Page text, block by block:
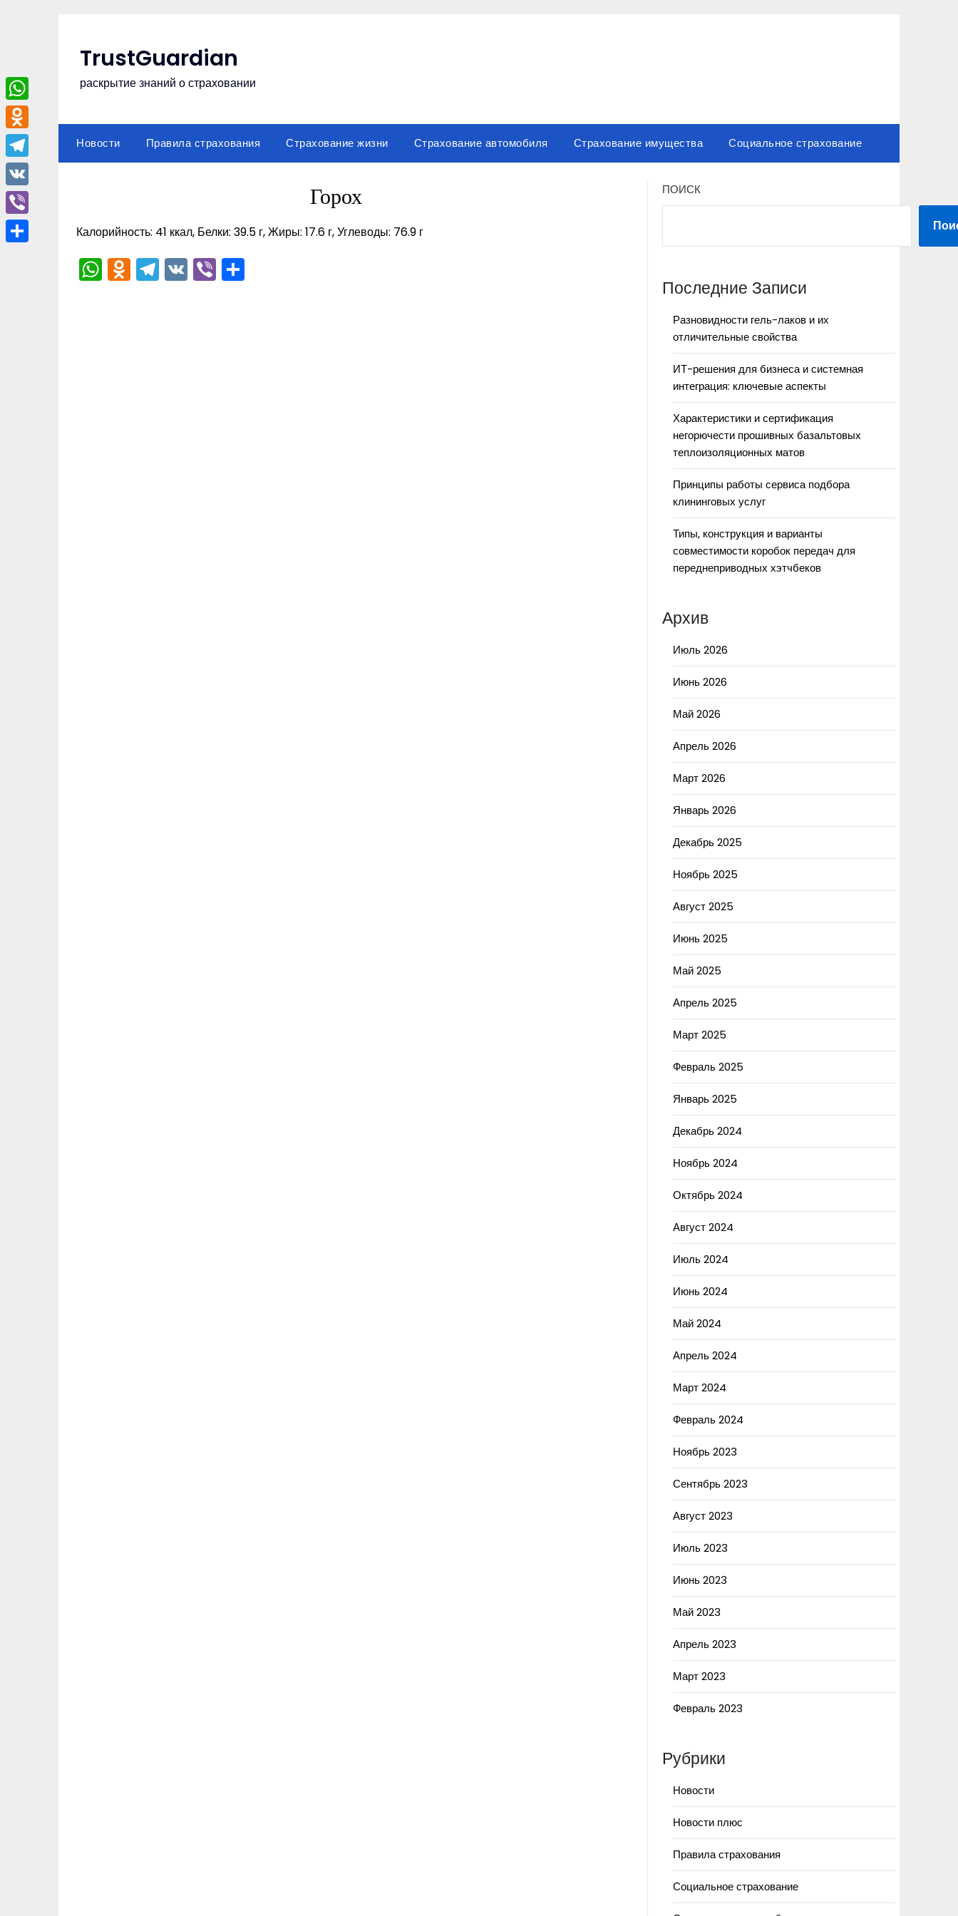
TrustGuardian
раскрытие знаний о страховании
Новости Правила страхования Страхование жизни Страхование автомобиля Страхование имущества Социальное страхование
Горох
Калорийность: 41 ккал, Белки: 39.5 г, Жиры: 17.6 г, Углеводы: 76.9 г
WhatsApp
Odnoklassniki
Telegram
VKViber
ПОИСК
Последние Записи
Разновидности гель-лаков и их
отличительные свойства
ИТ-решения для бизнеса и системная
интеграция: ключевые аспекты
Характеристики и сертификация
негорючести прошивных базальтовых
теплоизоляционных матов
Принципы работы сервиса подбора
клининговых услуг
Типы, конструкция и варианты
совместимости коробок передач для
переднеприводных хэтчбеков
Архив
Июль 2026
Июнь 2026
Май 2026
Апрель 2026
Март 2026
Январь 2026
Декабрь 2025
Ноябрь 2025
Август 2025
Июнь 2025
Май 2025
Апрель 2025
Март 2025
Февраль 2025
Январь 2025
Декабрь 2024
Ноябрь 2024
Октябрь 2024
Август 2024
Июль 2024
Июнь 2024
Май 2024
Апрель 2024
Март 2024
Февраль 2024
Ноябрь 2023
Сентябрь 2023
Август 2023
Июль 2023
Июнь 2023
Май 2023
Апрель 2023
Март 2023
Февраль 2023
Рубрики
Новости
Новости плюс
Правила страхования
Социальное страхование
WhatsApp
Odnoklassniki
Telegram
VK
Viber